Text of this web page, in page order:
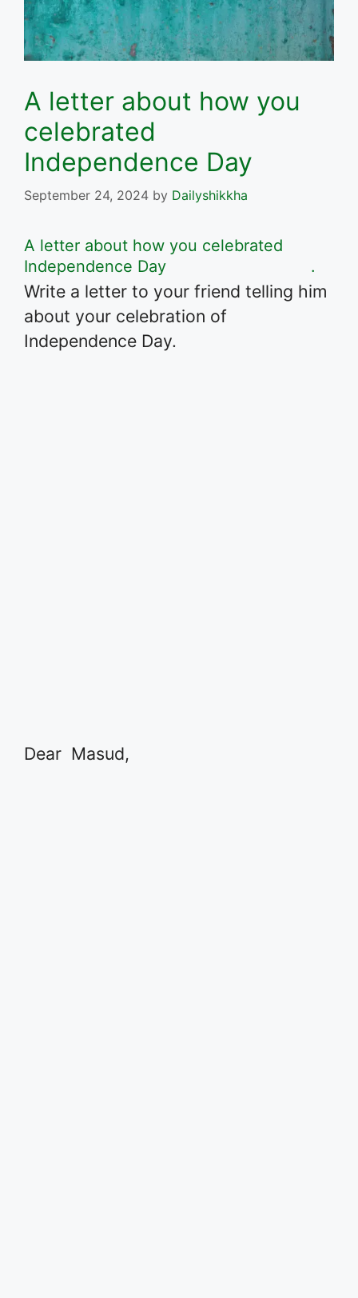
A letter about how you
celebrated
Independence Day
September 24, 2024 by Dailyshikkha
A letter about how you celebrated
Independence Day
.
Write a letter to your friend telling him
about your celebration of
Independence Day.
Dear Masud,